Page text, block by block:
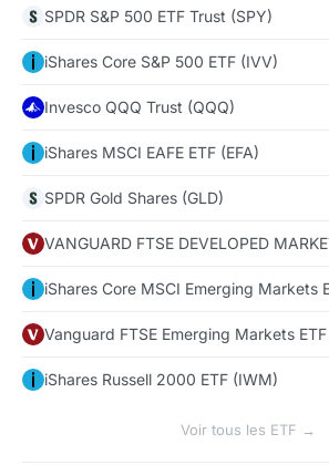
SPDR S&P 500 ETF Trust (SPY)
iShares Core S&P 500 ETF (IVV)
Invesco QQQ Trust (QQQ)
iShares MSCI EAFE ETF (EFA)
SPDR Gold Shares (GLD)
VANGUARD FTSE DEVELOPED
iShares Core MSCI Emerging Markets
Vanguard FTSE Emerging Markets
iShares Russell 2000 ETF (IWM)
Voir tous les ETF →